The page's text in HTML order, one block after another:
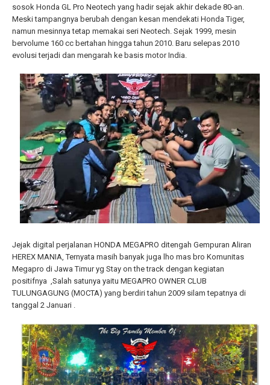
sosok Honda GL Pro Neotech yang hadir sejak akhir dekade 80-an.
Meski tampangnya berubah dengan kesan mendekati Honda Tiger,
namun mesinnya tetap memakai seri Neotech. Sejak 1999, mesin
bervolume 160 cc bertahan hingga tahun 2010. Baru selepas 2010
evolusi terjadi dan mengarah ke basis motor India.
Jejak digital perjalanan HONDA MEGAPRO ditengah Gempuran Aliran
HEREX MANIA, Ternyata masih banyak juga lho mas bro Komunitas
Megapro di Jawa Timur yg Stay on the track dengan kegiatan
positifnya ,Salah satunya yaitu MEGAPRO OWNER CLUB
TULUNGAGUNG (MOCTA) yang berdiri tahun 2009 silam tepatnya di
tanggal 2 Januari .